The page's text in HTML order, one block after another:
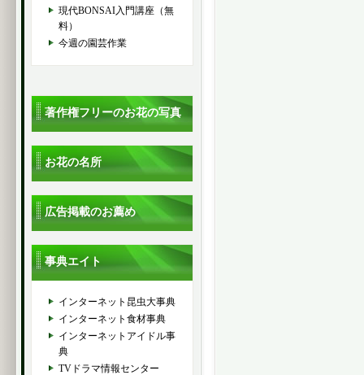
現代BONSAI入門講座（無
料）
今週の園芸作業
著作権フリーのお花の写真
お花の名所
広告掲載のお薦め
事典エイト
インターネット昆虫大事典
インターネット食材事典
インターネットアイドル事
典
TVドラマ情報センター